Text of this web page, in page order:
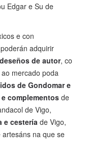
Edgar e Su de
e con
adquirir
de autor, co
mercado poda
de Gondomar e
complementos de
de Vigo,
e cestería de Vigo,
na que se